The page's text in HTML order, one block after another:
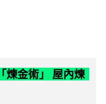
煉金術」 屋內煉